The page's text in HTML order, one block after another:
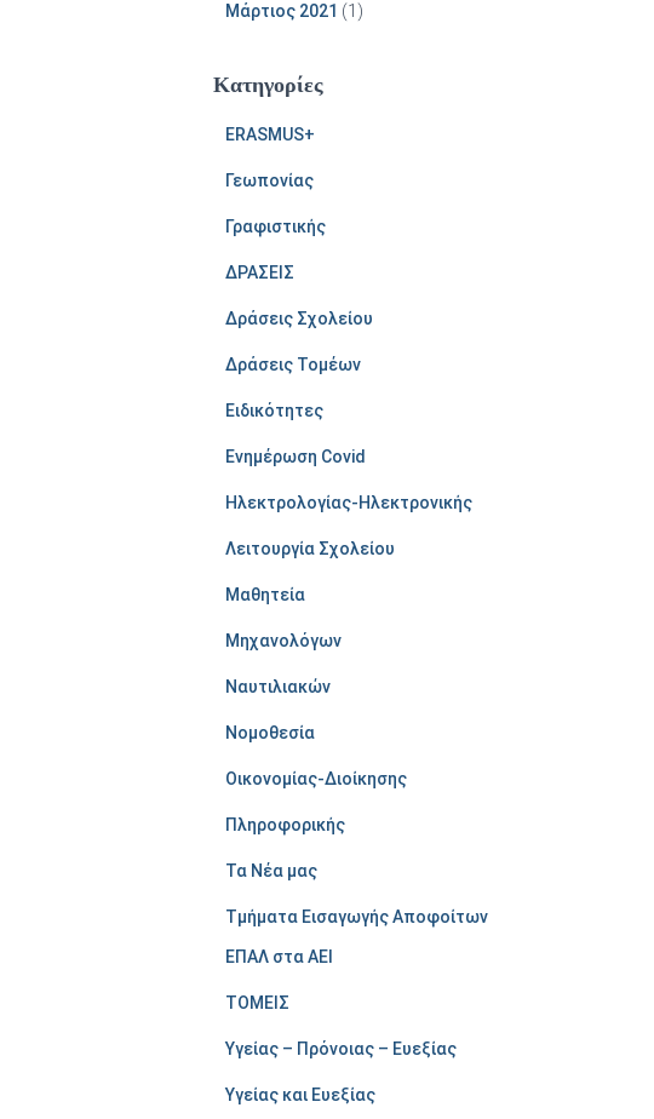
Μάρτιος 2021 (1)
Kατηγορίες
ERASMUS+
Γεωπονίας
Γραφιστικής
ΔΡΑΣΕΙΣ
Δράσεις Σχολείου
Δράσεις Τομέων
Ειδικότητες
Ενημέρωση Covid
Ηλεκτρολογίας-Ηλεκτρονικής
Λειτουργία Σχολείου
Μαθητεία
Μηχανολόγων
Ναυτιλιακών
Νομοθεσία
Οικονομίας-Διοίκησης
Πληροφορικής
Τα Νέα μας
Τμήματα Εισαγωγής Αποφοίτων
ΕΠΑΛ στα ΑΕΙ
ΤΟΜΕΙΣ
Υγείας – Πρόνοιας – Ευεξίας
Υγείας και Ευεξίας